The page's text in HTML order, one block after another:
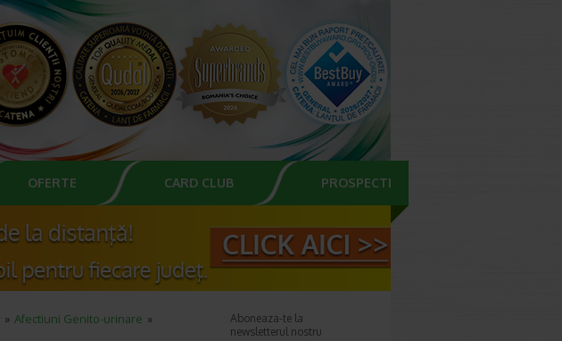
OFERTE CARD CLUB PROSPECTE
Afectiuni Genito-urinare
Aboneaza-te la
newsletterul nostru